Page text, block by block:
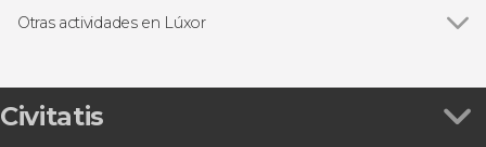
Valle de los Reyes
Excursiones de un día
Otras actividades en Lúxor
Asuán
Valle de los Nobles, Medinet Habu y Deir el-
Civitatis